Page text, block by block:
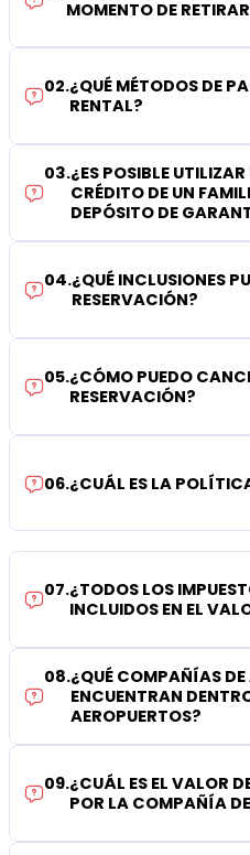
MOMENTO DE
02.¿QUÉ MÉTODOS DE
RENTAL?
03.¿ES POSIBLE
CRÉDITO DE UN
DEPÓSITO DE
04.¿QUÉ INCLUSIONES
RESERVACIÓN?
05.¿CÓMO PUEDO
RESERVACIÓN?
06.¿CUÁL ES LA
07.¿TODOS LOS
INCLUIDOS EN EL
08.¿QUÉ COMPAÑÍAS DE
ENCUENTRAN
AEROPUERTOS?
09.¿CUÁL ES EL VALOR
POR LA COMPAÑÍA